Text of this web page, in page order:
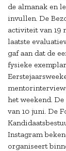
de almanak en
invullen. De
activiteit van 19
laatste
gaf aan dat de
fysieke
het weekend.
van 10 juni. De
Instagram
organiseert